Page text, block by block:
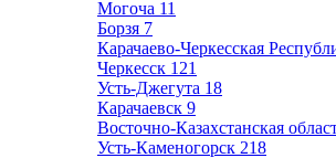
Могоча 11
Борзя 7
Карачаево-Черкесская
Черкесск 121
Усть-Джегута 18
Карачаевск 9
Восточно-Казахстанская
Усть-Каменогорск 218